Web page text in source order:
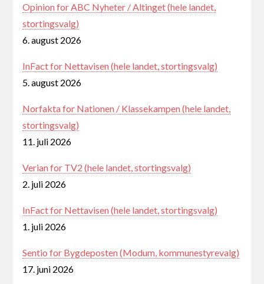
Opinion for ABC Nyheter / Altinget (hele landet,
stortingsvalg)
6. august 2026
InFact for Nettavisen (hele landet, stortingsvalg)
5. august 2026
Norfakta for Nationen / Klassekampen (hele landet,
stortingsvalg)
11. juli 2026
Verian for TV2 (hele landet, stortingsvalg)
2. juli 2026
InFact for Nettavisen (hele landet, stortingsvalg)
1. juli 2026
Sentio for Bygdeposten (Modum, kommunestyrevalg)
17. juni 2026